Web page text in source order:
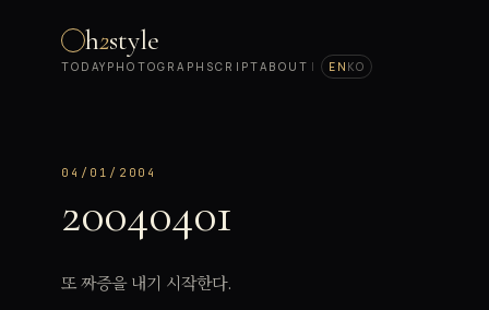
h2style
TODAY PHOTOGRAPH SCRIPTABOUT | EN KO
04/01/2004
20040401
또 짜증을 내기 시작한다.